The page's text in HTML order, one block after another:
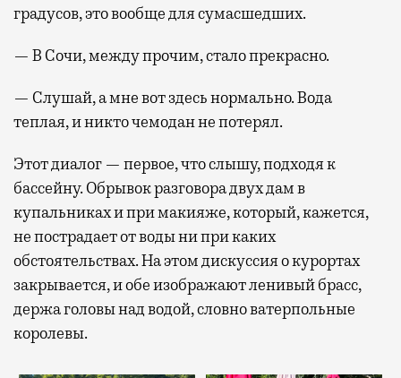
градусов, это вообще для сумасшедших.
— В Сочи, между прочим, стало прекрасно.
— Слушай, а мне вот здесь нормально. Вода
теплая, и никто чемодан не потерял.
Этот диалог — первое, что слышу, подходя к
бассейну. Обрывок разговора двух дам в
купальниках и при макияже, который, кажется,
не пострадает от воды ни при каких
обстоятельствах. На этом дискуссия о курортах
закрывается, и обе изображают ленивый брасс,
держа головы над водой, словно ватерпольные
королевы.